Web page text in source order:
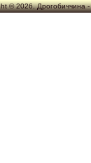
© 2026. Дрогобиччина -